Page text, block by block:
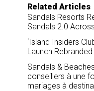
Related Articles
Sandals Resorts
Sandals 2.0
‘Island Insiders
Launch
Sandals &
conseillers à une
mariages à